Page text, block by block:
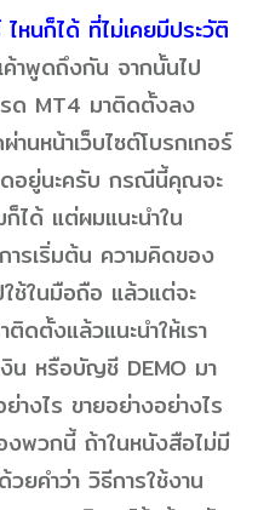
หนก็ได้ ที่ไม่เคยมีประวัติ
ค้าพูดถึงกัน จากนั้นไป
รด MT4 มาติดตั้งลง
านหน้าเว็บไซต์โบรกเกอร์
ดอยู่นะครับ กรณีนี้คุณจะ
ได้ แต่ผมแนะนำใน
ารเริ่มต้น ความคิดของ
ช้ในมือถือ แล้วแต่จะ
ดตั้งแล้วแนะนำให้เรา
น หรือบัญชี DEMO มา
งไร ขายอย่างอย่างไร
งพวกนี้ ถ้าในหนังสือไม่มี
ยคำว่า วิธีการใช้งาน